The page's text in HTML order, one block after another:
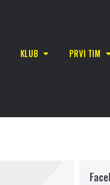
KLUB PRVI TIM